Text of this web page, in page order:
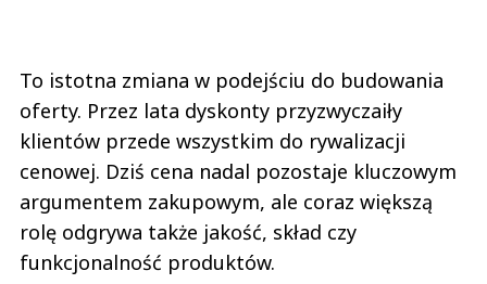
To istotna zmiana w podejściu do budowania
oferty. Przez lata dyskonty przyzwyczaiły
klientów przede wszystkim do rywalizacji
cenowej. Dziś cena nadal pozostaje kluczowym
argumentem zakupowym, ale coraz większą
rolę odgrywa także jakość, skład czy
funkcjonalność produktów.